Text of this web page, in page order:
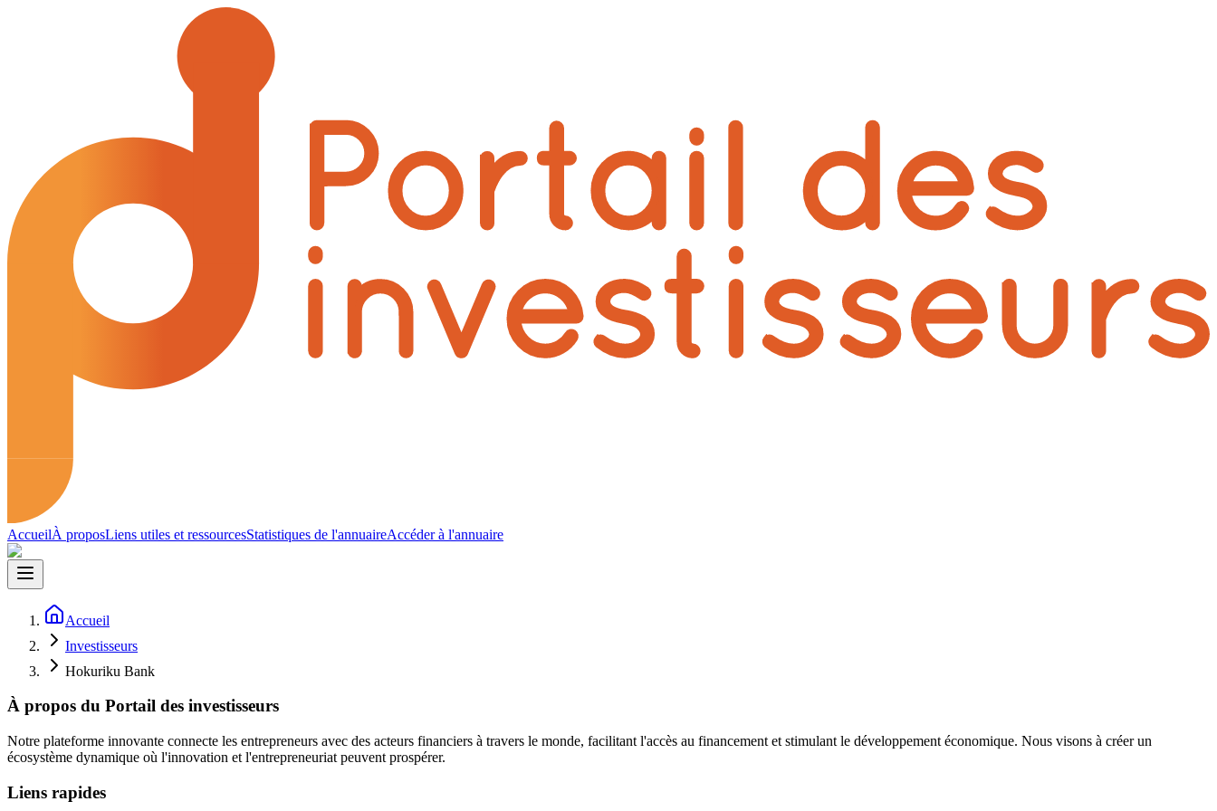
AccueilÀ proposLiens utiles et ressourcesStatistiques de l'annuaireAccéder à l'annuaire
Accueil
Investisseurs
Hokuriku Bank
À propos du Portail des investisseurs
Notre plateforme innovante connecte les entrepreneurs avec des acteurs financiers à travers le monde, facilitant l'accès au financement et stimulant le développement économique. Nous visons à créer un
écosystème dynamique où l'innovation et l'entrepreneuriat peuvent prospérer.
Liens rapides